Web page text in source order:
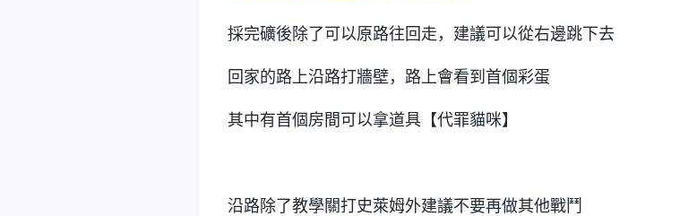
採完礦後除了可以原路往回走，建議可以從右邊跳下去
回家的路上沿路打牆壁，路上會看到首個彩蛋
其中有首個房間可以拿道具【代罪貓咪】
沿路除了教學關打史萊姆外建議不要再做其他戰鬥